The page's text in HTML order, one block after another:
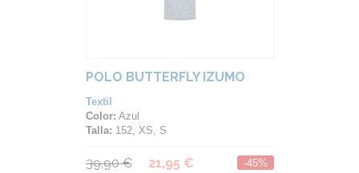
POLO BUTTERFLY IZUMO
Textil
Color: Azul
Talla: 152, XS, S
39,90 € 21,95 € -45%